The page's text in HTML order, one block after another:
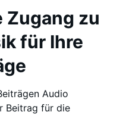
Zugang zu
für Ihre
Audio
Beitrag für die